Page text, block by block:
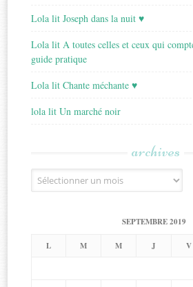
Lola lit Joseph dans la nuit ♥
Lola lit A toutes celles et ceux qui
guide pratique
Lola lit Chante méchante ♥
lola lit Un marché noir
archives
Archives
SEPTEMBRE 2019
L M M J V